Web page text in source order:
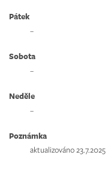
Pátek
–
Sobota
–
Neděle
–
Poznámka
aktualizováno 23.7.2025